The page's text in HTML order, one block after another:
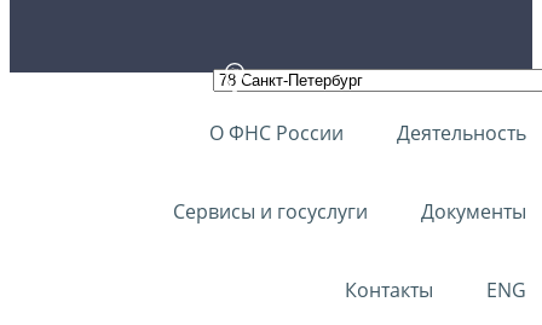
О ФНС России Деятельность
Сервисы и госуслуги Документы
Контакты ENG